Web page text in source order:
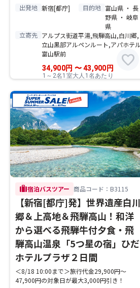
出発地 新宿[都庁] 目的地 富山県 ・ 長
野県 ・ 岐阜
県
立寄先 アルプス街道平湯,飛騨高山,白川郷,
立山黒部アルペンルート,アパホテル
富山駅前
34,900円 〜43,900 円
1～2名1室大人1名あたり
favorite
trip宿泊バスツアー 商品コード：B3115
【新宿[都庁]発】世界遺産白川
郷＆上高地＆飛騨高山！和洋
から選べる飛騨牛付夕食・飛
騨高山温泉「5つ星の宿」ひだ
ホテルプラザ２日間
＜8/18 10:00まで＞旅行代金29,900円～
47,900円の対象日が最大3,000円引き！